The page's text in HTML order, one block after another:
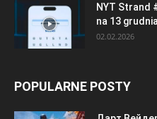
NYT Strand
na 13 grudnia
02.02.2026
POPULARNE POSTY